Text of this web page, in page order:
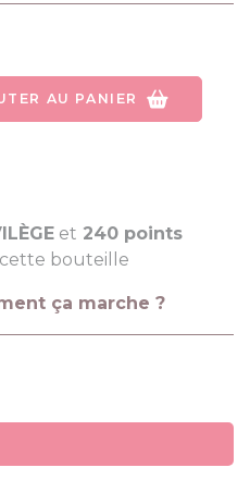
AU PANIER
et 240 points
bouteille
ça marche ?